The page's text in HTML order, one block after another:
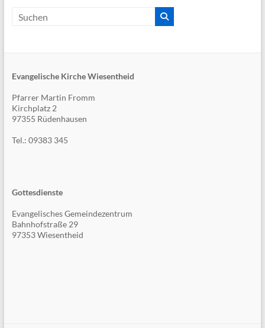
Evangelische Kirche Wiesentheid
Pfarrer Martin Fromm
Kirchplatz 2
97355 Rüdenhausen
Tel.: 09383 345
Gottesdienste
Evangelisches Gemeindezentrum
Bahnhofstraße 29
97353 Wiesentheid